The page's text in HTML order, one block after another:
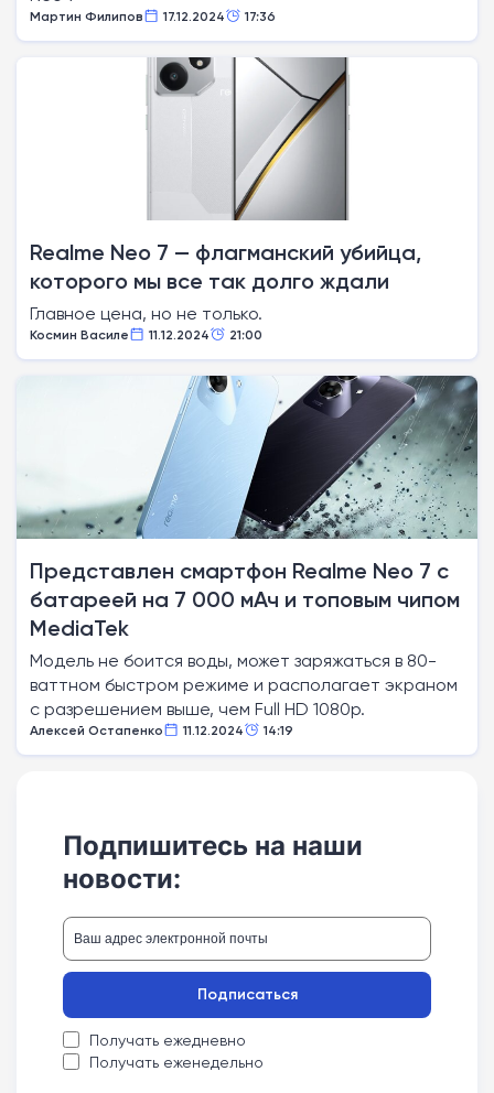
Мартин Филипов 17.12.2024 17:36
Realme Neo 7 — флагманский убийца,
которого мы все так долго ждали
Главное цена, но не только.
Космин Василе 11.12.2024 21:00
Представлен смартфон Realme Neo 7 с
батареей на 7 000 мАч и топовым чипом
MediaTek
Модель не боится воды, может заряжаться в 80-
ваттном быстром режиме и располагает экраном
с разрешением выше, чем Full HD 1080p.
Алексей Остапенко 11.12.2024 14:19
Подпишитесь на наши
новости:
Получать ежедневно
Получать еженедельно
Подписаться